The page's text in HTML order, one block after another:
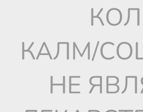
КАЛМ/
НЕ